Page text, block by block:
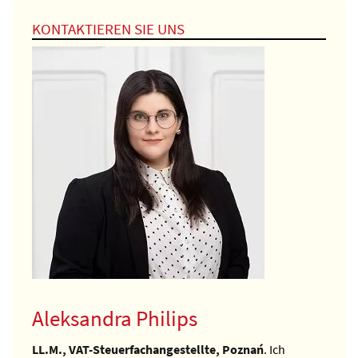
KONTAKTIEREN SIE UNS
Aleksandra Philips
LL.M., VAT-Steuerfachangestellte, Poznań. Ich